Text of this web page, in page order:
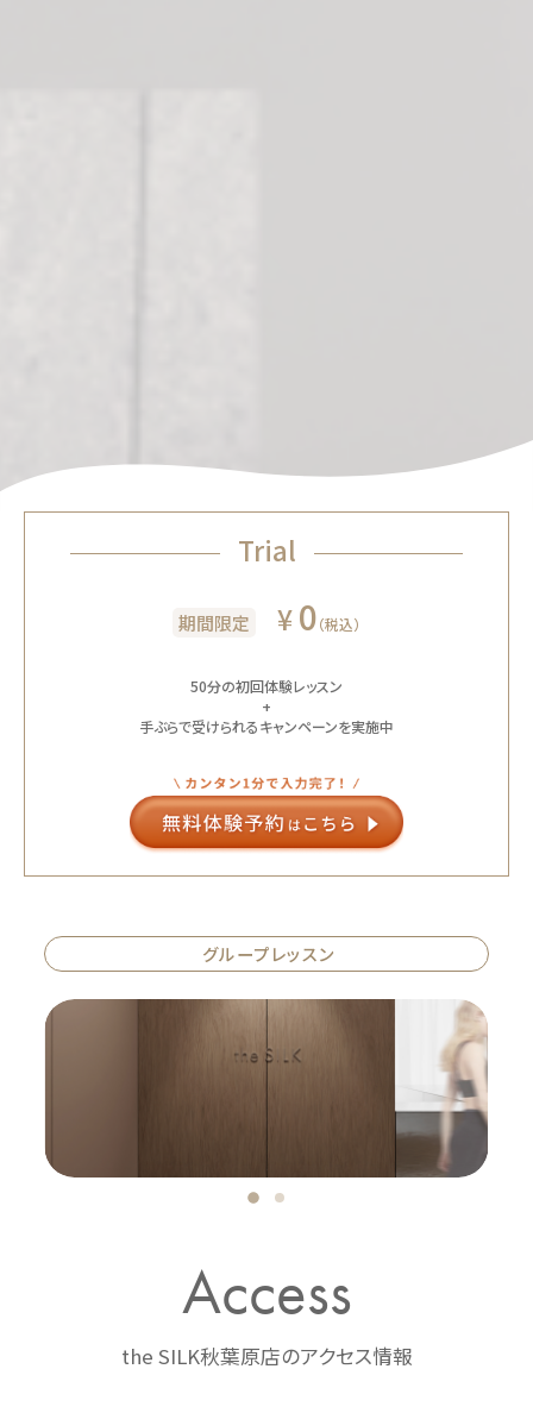
Trial
期間限定 ¥0（税込）
50分の初回体験レッスン
+
手ぶらで受けられるキャンペーンを実施中
グループレッスン
Access
the SILK秋葉原店のアクセス情報